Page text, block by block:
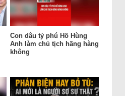
Con dâu tỷ phú Hồ Hùng
Anh làm chủ tịch hãng hàng
không